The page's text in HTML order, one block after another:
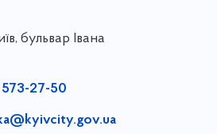
бульвар Івана
27-50